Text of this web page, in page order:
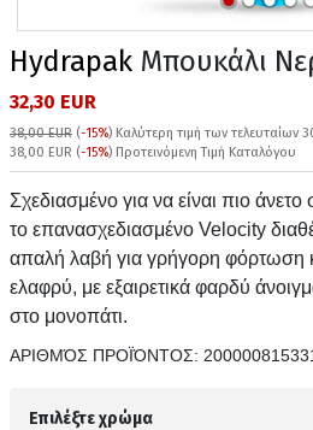
Hydrapak Μπουκάλι
32,30 EUR
38,00 EUR (-15%) Καλύτερη τιμή των τελευταίων
38,00 EUR (-15%) Προτεινόμενη Τιμή Καταλόγου
Σχεδιασμένο για να είναι πιο
το επανασχεδιασμένο Velocity
απαλή λαβή για γρήγορη φόρτωση
ελαφρύ, με εξαιρετικά φαρδύ
στο μονοπάτι.
ΑΡΙΘΜΌΣ ΠΡΟΪΌΝΤΟΣ:
Επιλέξτε χρώμα